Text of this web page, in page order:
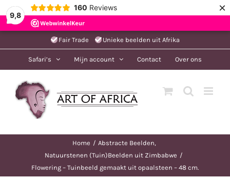
9,8
160 Reviews ×
naar
Fair Trade Unieke beelden uit Afrika
Safari’s Mijn account Contact Over ons
Home
Abstracte Beelden
Natuurstenen (Tuin)Beelden uit Zimbabwe
Flowering – Tuinbeeld gemaakt uit opaalsteen – 48 cm.